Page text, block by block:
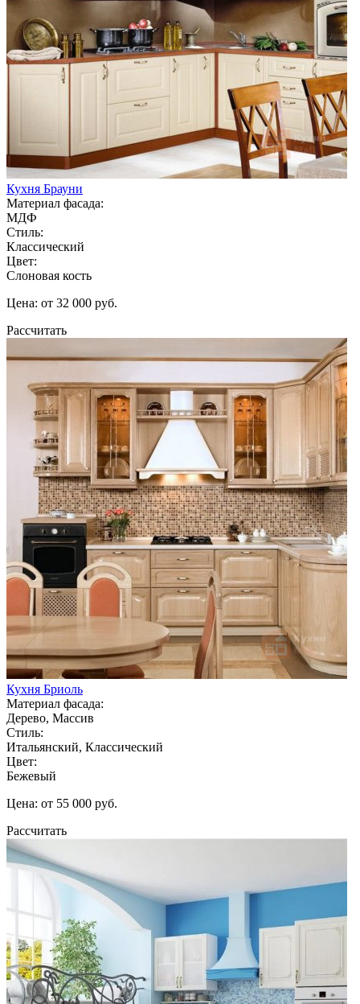
Кухня Брауни
Материал фасада:
МДФ
Стиль:
Классический
Цвет:
Слоновая кость
Цена: от 32 000 руб.
Рассчитать
Кухня Бриоль
Материал фасада:
Дерево, Массив
Стиль:
Итальянский, Классический
Цвет:
Бежевый
Цена: от 55 000 руб.
Рассчитать